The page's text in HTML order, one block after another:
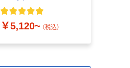
1JH
￥5,120~ （税込）